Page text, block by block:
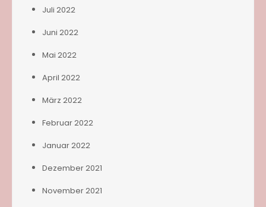
Juli 2022
Juni 2022
Mai 2022
April 2022
März 2022
Februar 2022
Januar 2022
Dezember 2021
November 2021